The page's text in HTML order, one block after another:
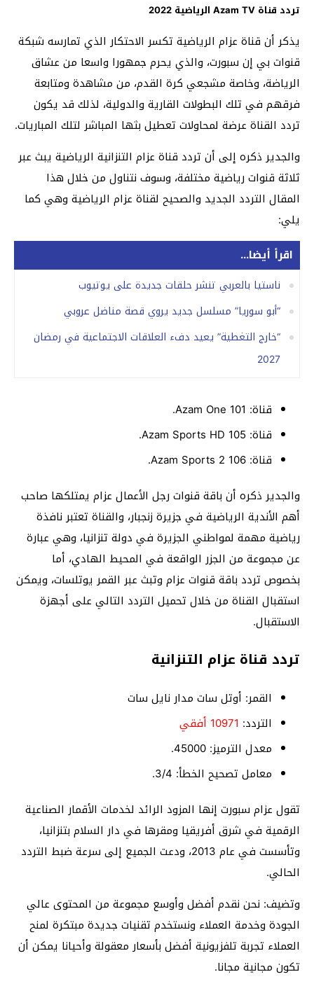
تردد قناة Azam TV الرياضية 2022
يذكر أن قناة عزام الرياضية تكسر الاحتكار الذي تمارسه شبكة
قنوات بي إن سبورت، والذي يحرم جمهورا واسعا من عشاق
الرياضة، وخاصة مشجعي كرة القدم، من مشاهدة ومتابعة
فرقهم في تلك البطولات القارية والدولية، لذلك قد يكون
تردد القناة عرضة لمحاولات تعطيل بثها المباشر لتلك المباريات.
والجدير ذكره إلى أن تردد قناة عزام التنزانية الرياضية يبث عبر
ثلاثة قنوات رياضية مختلفة، وسوف نتناول من خلال هذا
المقال التردد الجديد والصحيح لقناة عزام الرياضية وهي كما
يلي:
اقرأ أيضا...
ناستيا بالعربي تنشر حلقات جديدة على يوتيوب
“أبو سوريا” مسلسل جديد يروي قصة مناضل عروبي
“خارج التغطية” يعيد دفء العلاقات الاجتماعية في رمضان
2027
قناة: 101 Azam One.
قناة: 105 Azam Sports HD.
قناة: 106 Azam Sports 2.
والجدير ذكره أن باقة قنوات رجل الأعمال عزام يمتلكها صاحب
أهم الأندية الرياضية في جزيرة زنجبار، والقناة تعتبر نافذة
رياضية مهمة لمواطني الجزيرة في دولة تنزانيا، وهي عبارة
عن مجموعة من الجزر الواقعة في المحيط الهادي، أما
بخصوص تردد باقة قنوات عزام وتبث عبر القمر يوتلسات، ويمكن
استقبال القناة من خلال تحميل التردد التالي على أجهزة
الاستقبال.
تردد قناة عزام التنزانية
القمر: أوتل سات مدار نايل سات
التردد: 10971 أفقي
معدل الترميز: 45000.
معامل تصحيح الخطأ: 3/4.
تقول عزام سبورت إنها المزود الرائد لخدمات الأقمار الصناعية
الرقمية في شرق أفريقيا ومقرها في دار السلام بتنزانيا،
وتأسست في عام 2013، ودعت الجميع إلى سرعة ضبط التردد
الحالي.
وتضيف: نحن نقدم أفضل وأوسع مجموعة من المحتوى عالي
الجودة وخدمة العملاء ونستخدم تقنيات جديدة مبتكرة لمنح
العملاء تجربة تلفزيونية أفضل بأسعار معقولة وأحيانا يمكن أن
تكون مجانية مجانا.